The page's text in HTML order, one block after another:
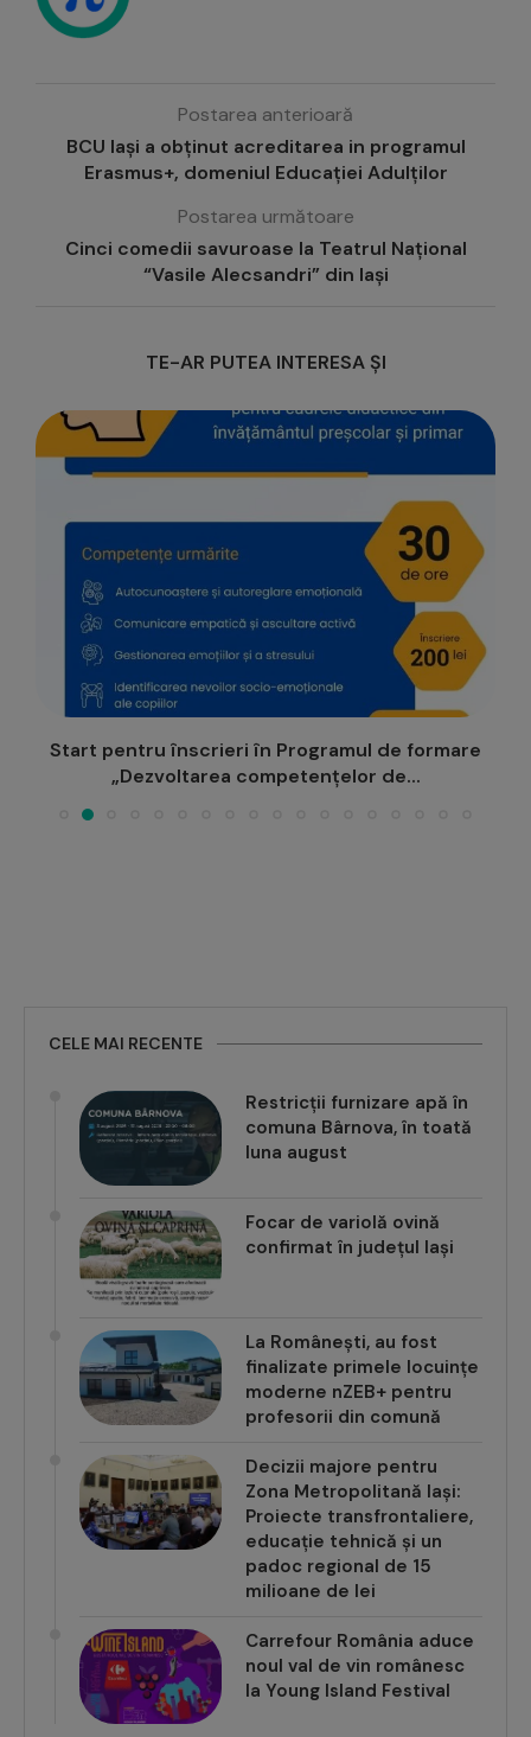
Postarea anterioară
BCU Iași a obținut acreditarea in programul
Erasmus+, domeniul Educației Adulților
Postarea următoare
Cinci comedii savuroase la Teatrul Național
“Vasile Alecsandri” din Iași
TE-AR PUTEA INTERESA ȘI
Start pentru înscrieri în Programul de formare
„Dezvoltarea competențelor de...
CELE MAI RECENTE
Restricții furnizare apă în
comuna Bârnova, în toată
luna august
Focar de variolă ovină
confirmat în județul Iași
La Românești, au fost
finalizate primele locuințe
moderne nZEB+ pentru
profesorii din comună
Decizii majore pentru
Zona Metropolitană Iași:
Proiecte transfrontaliere,
educație tehnică și un
padoc regional de 15
milioane de lei
Carrefour România aduce
noul val de vin românesc
la Young Island Festival